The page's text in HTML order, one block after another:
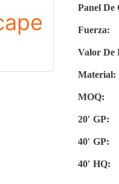
Panel De
Fuerza:
Valor De
Material:
MOQ:
20′ GP:
40′ GP:
40′ HQ: